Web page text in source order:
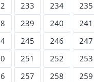
233 234 235
239 240 241
245 246 247
251 252 253
257 258 259